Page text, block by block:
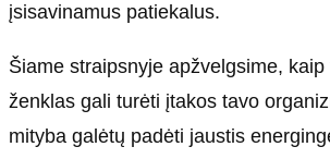
įsisavinamus patiekalus.
Šiame straipsnyje apžvelgsime,
ženklas gali turėti įtakos tavo
mityba galėtų padėti jaustis